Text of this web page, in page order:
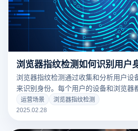
浏览器指纹检测如何识别用户
浏览器指纹检测通过收集和分析用户设
来识别身份。每个用户的设备和浏览器
特征，可以作为识别标志。云登指纹浏
合防关联和隐私保护措施，为跨境电商
运营场景
浏览器指纹检测
2025.02.28